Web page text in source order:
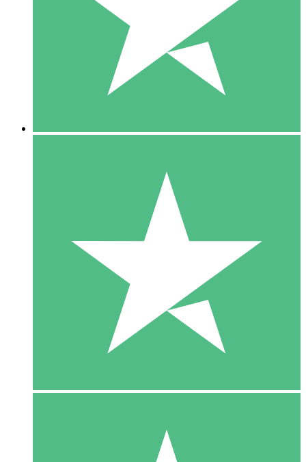
10 00
10 Descargas
20 00